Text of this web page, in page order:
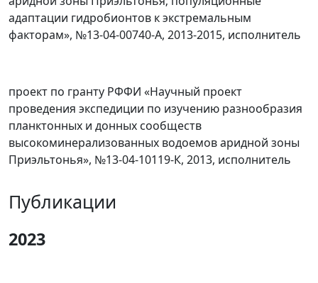
адаптации гидробионтов к экстремальным
факторам», №13-04-00740-А, 2013-2015, исполнитель
проект по гранту РФФИ «Научный проект
проведения экспедиции по изучению разнообразия
планктонных и донных сообществ
высокоминерализованных водоемов аридной зоны
Приэльтонья», №13-04-10119-К, 2013, исполнитель
Публикации
2023